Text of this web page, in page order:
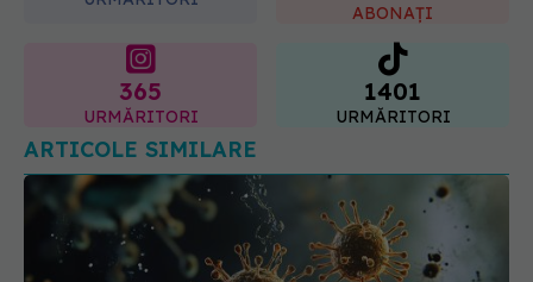
365
URMĂRITORI
1401
URMĂRITORI
ARTICOLE SIMILARE